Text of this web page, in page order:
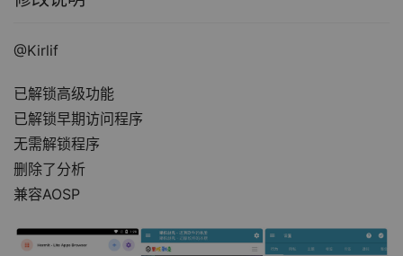
@Kirlif
已解锁高级功能
已解锁早期访问程序
无需解锁程序
删除了分析
兼容AOSP